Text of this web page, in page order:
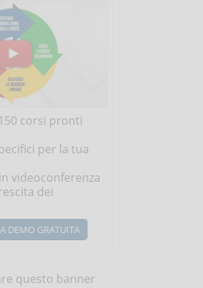
corsi pronti
per la tua
videoconferenza
dei
DEMO GRATUITA
questo banner